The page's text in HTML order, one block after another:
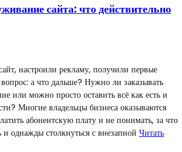
сайта: что действительно
настроили рекламу, получили первые
а что дальше? Нужно ли заказывать
или можно просто оставить всё как есть и
Многие владельцы бизнеса оказываются
абонентскую плату и не понимать, за что
однажды столкнуться с внезапной Читать